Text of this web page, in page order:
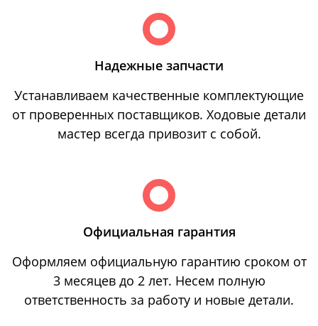
Надежные запчасти
Устанавливаем качественные комплектующие
от проверенных поставщиков. Ходовые детали
мастер всегда привозит с собой.
Официальная гарантия
Оформляем официальную гарантию сроком от
3 месяцев до 2 лет. Несем полную
ответственность за работу и новые детали.